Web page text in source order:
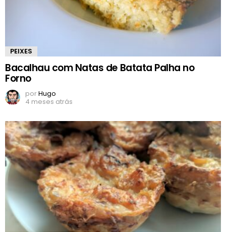
PEIXES
Bacalhau com Natas de Batata Palha no
Forno
porHugo
4 meses atrás